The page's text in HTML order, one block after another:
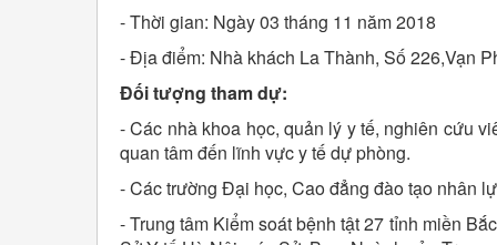
- Thời gian: Ngày 03 tháng 11 năm 2018
- Địa điểm: Nhà khách La Thành, Số 226,Vạn
Đối tượng tham dự:
- Các nhà khoa học, quản lý y tế, nghiên cứu
quan tâm đến lĩnh vực y tế dự phòng.
- Các trường Đại học, Cao đẳng đào tạo nhân
- Trung tâm Kiểm soát bệnh tật 27 tỉnh miền